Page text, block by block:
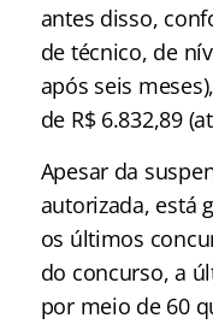
antes disso,
de técnico, de
após seis
de R$ 6.832,89
Apesar da
autorizada, está
os últimos
do concurso, a
por meio de 60